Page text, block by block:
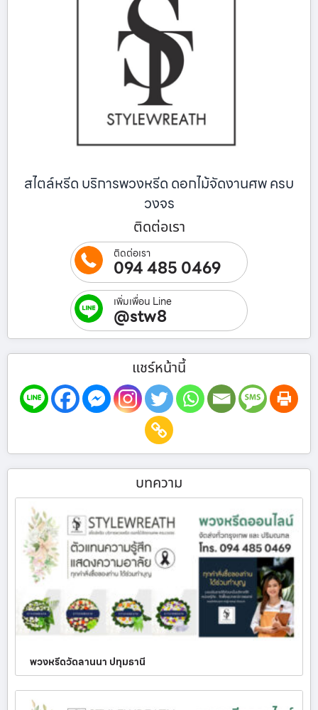
สไตล์หรีด บริการพวงหรีด ดอกไม้จัดงานศพ ครบ
วงจร
ติดต่อเรา
ติดต่อเรา
094 485 0469
เพิ่มเพื่อน Line
@stw8
แชร์หน้านี้
บทความ
พวงหรีดวัดลานนา ปทุมธานี